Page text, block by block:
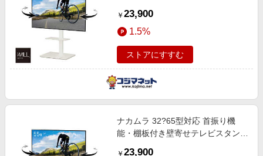
ワイト WLTV65111
￥ 23,900
1.5%
ストアにすすむ
ナカムラ 32?65型対応 首振り機
能・棚板付き壁寄せテレビスタンド
￥ 23,900